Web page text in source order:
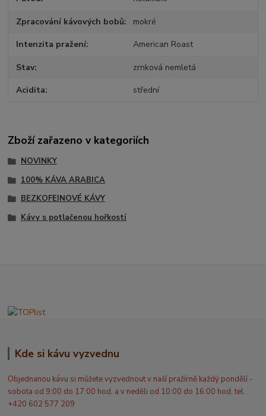
Zpracování kávových bobů mokré
Intenzita pražení American Roast
Stav zrnková nemletá
Acidita střední
Zboží zařazeno v kategoriích
NOVINKY
100% KÁVA ARABICA
BEZKOFEINOVÉ KÁVY
Kávy s potlačenou hořkostí
Kde si kávu vyzvednu
Objednanou kávu si můžete vyzvednout v naší pražírně každý pondělí -
sobota od 9:00 do 17:00 hod. a v neděli od 10:00 do 16:00 hod. tel.
+420 602 577 209